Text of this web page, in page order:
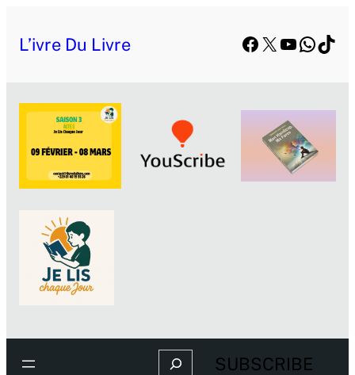
L’ivre Du Livre Facebook
X YouTube
Search SUBSCRIBE